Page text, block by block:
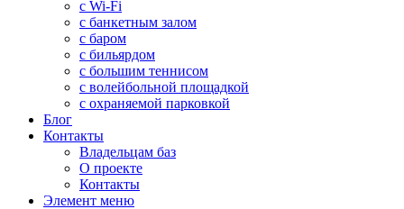
с Wi-Fi
с банкетным залом
с баром
с бильярдом
с большим теннисом
с волейбольной площадкой
с охраняемой парковкой
Блог
Контакты
Владельцам баз
О проекте
Контакты
Элемент меню